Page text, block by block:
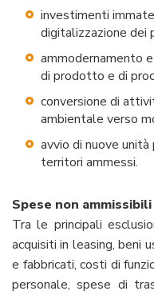
investimenti
digitalizzazione dei
ammodernamento
di prodotto e di
conversione di
ambientale verso
avvio di nuove
territori ammessi.
Spese non ammissibili
Tra le principali
acquisiti in leasing, beni
e fabbricati, costi di
personale, spese di